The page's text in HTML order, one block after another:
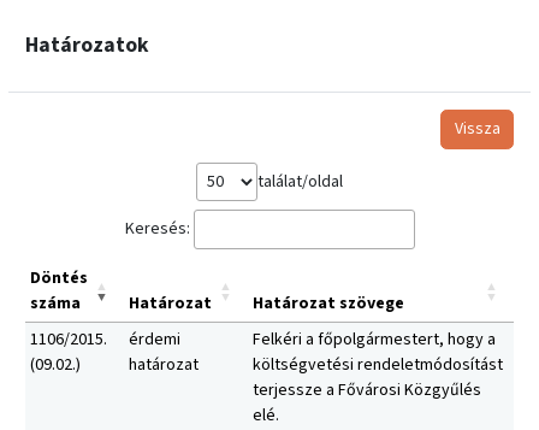
Határozatok
Vissza
találat/oldal
Keresés:
Döntés
száma
Határozat
Határozat szövege
1106/2015.
(09.02.)
érdemi
határozat
Felkéri a főpolgármestert, hogy a
költségvetési rendeletmódosítást
terjessze a Fővárosi Közgyűlés
elé.